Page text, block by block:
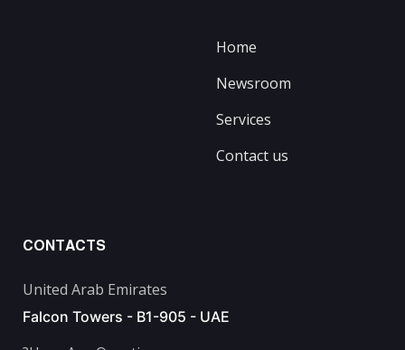
Home
Newsroom
Services
Contact us
CONTACTS
United Arab Emirates
Falcon Towers - B1-905 - UAE